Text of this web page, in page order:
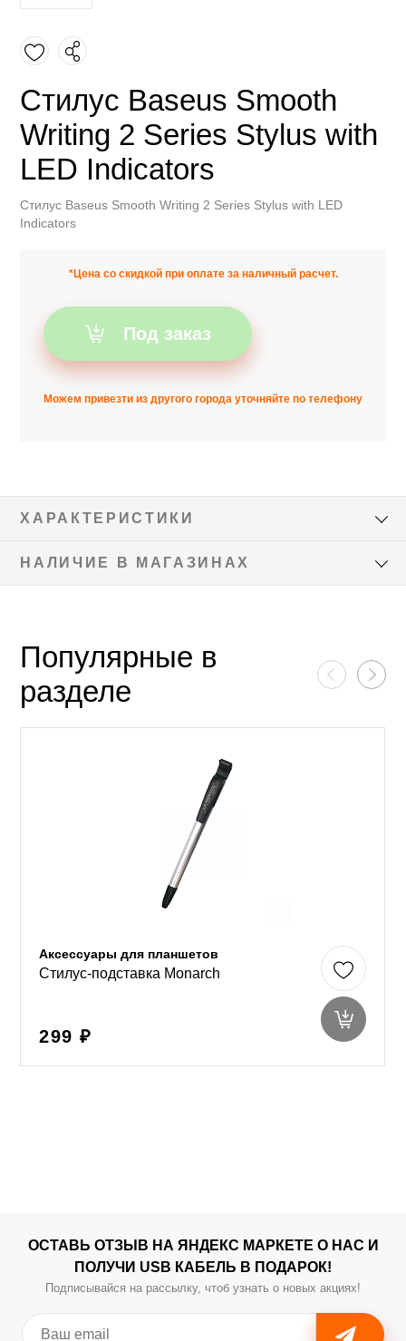
Стилус Baseus Smooth
Writing 2 Series Stylus with
LED Indicators
Стилус Baseus Smooth Writing 2 Series Stylus with LED
Indicators
*Цена со скидкой при оплате за наличный расчет.
Под заказ
Можем привезти из другого города уточняйте по телефону
ХАРАКТЕРИСТИКИ
НАЛИЧИЕ В МАГАЗИНАХ
Популярные в
разделе
Аксессуары для планшетов
Стилус-подставка Monarch
299 ₽
ОСТАВЬ ОТЗЫВ НА ЯНДЕКС МАРКЕТЕ О НАС И
ПОЛУЧИ USB КАБЕЛЬ В ПОДАРОК!
Подписывайся на рассылку, чтоб узнать о новых акциях!